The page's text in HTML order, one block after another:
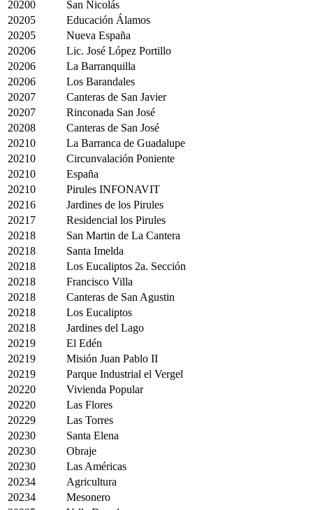
20200
San Nicolás
20205
Educación Álamos
20205
Nueva España
20206
Lic. José López Portillo
20206
La Barranquilla
20206
Los Barandales
20207
Canteras de San Javier
20207
Rinconada San José
20208
Canteras de San José
20210
La Barranca de Guadalupe
20210
Circunvalación Poniente
20210
España
20210
Pirules INFONAVIT
20216
Jardines de los Pirules
20217
Residencial los Pirules
20218
San Martin de La Cantera
20218
Santa Imelda
20218
Los Eucaliptos 2a. Sección
20218
Francisco Villa
20218
Canteras de San Agustin
20218
Los Eucaliptos
20218
Jardines del Lago
20219
El Edén
20219
Misión Juan Pablo II
20219
Parque Industrial el Vergel
20220
Vivienda Popular
20220
Las Flores
20229
Las Torres
20230
Santa Elena
20230
Obraje
20230
Las Américas
20234
Agricultura
20234
Mesonero